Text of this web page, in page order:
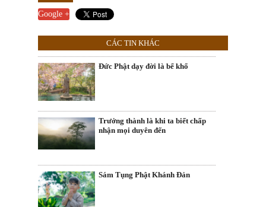
Google +
CÁC TIN KHÁC
Đức Phật dạy đời là bể khổ
Trưởng thành là khi ta biết chấp
nhận mọi duyên đến
Sám Tụng Phật Khánh Đản